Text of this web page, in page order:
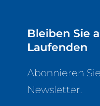
Bleiben Sie
Laufenden
Abonnieren
Newsletter.